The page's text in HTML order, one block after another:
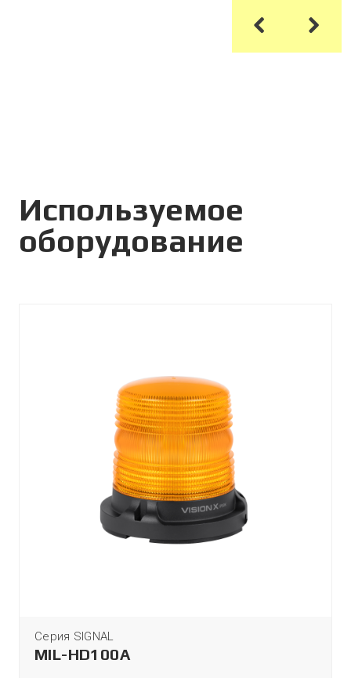
Используемое
оборудование
Серия SIGNAL
MIL-HD100A